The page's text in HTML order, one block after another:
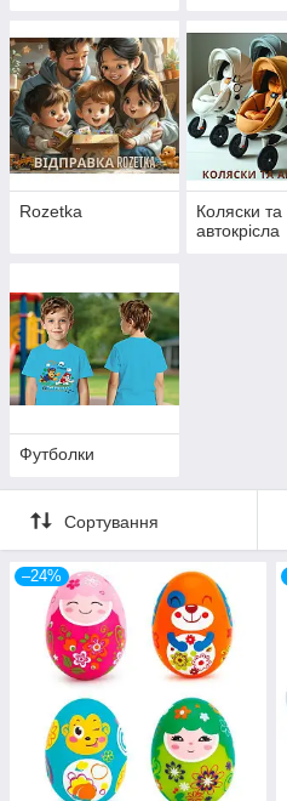
Rozetka
Коляски та
автокрісла
Футболки
Сортування
–24%